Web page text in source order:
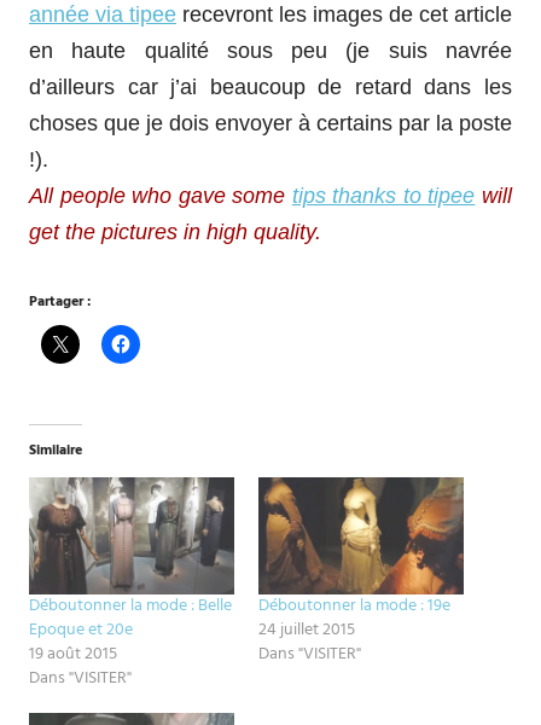
année via tipee recevront les images de cet article
en haute qualité sous peu (je suis navrée
d’ailleurs car j’ai beaucoup de retard dans les
choses que je dois envoyer à certains par la poste
!).
All people who gave some tips thanks to tipee will
get the pictures in high quality.
Partager :
Similaire
Déboutonner la mode : Belle
Epoque et 20e
19 août 2015
Dans "VISITER"
Déboutonner la mode : 19e
24 juillet 2015
Dans "VISITER"